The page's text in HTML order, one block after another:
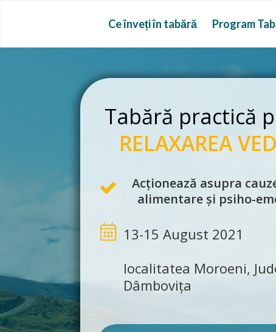
Ce înveți în tabără Program
Tabără practică
RELAXAREA
Acționează asupra
alimentare și psiho-
13-15 August 2021
localitatea Moroeni,
Dâmbovița